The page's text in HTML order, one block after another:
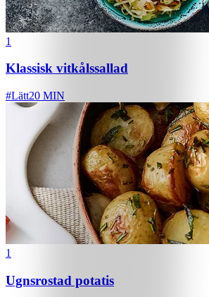
1
Klassisk vitkålssallad
#Lätt20 MIN
1
Ugnsrostad potatis